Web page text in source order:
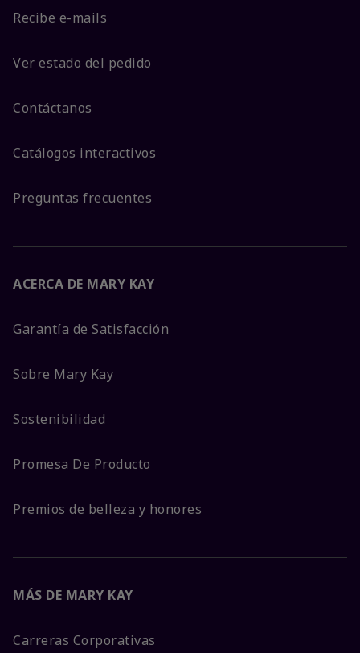
Recibe e-mails
Ver estado del pedido
Contáctanos
Catálogos interactivos
Preguntas frecuentes
ACERCA DE MARY KAY
Garantía de Satisfacción
Sobre Mary Kay
Sostenibilidad
Promesa De Producto
Premios de belleza y honores
MÁS DE MARY KAY
Carreras Corporativas